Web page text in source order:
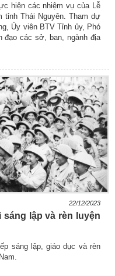
hiện các nhiệm vụ của Lễ
tỉnh Thái Nguyên. Tham dự
Ủy viên BTV Tỉnh ủy, Phó
đạo các sở, ban, ngành địa
22/12/2023
lập và rèn luyện
sáng lập, giáo dục và rèn